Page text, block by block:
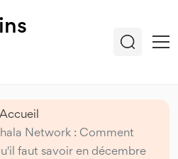
Accueil
Network : Comment
faut savoir en décembre